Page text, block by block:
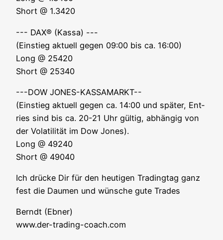
Short @ 1.3420
--- DAX® (Kas­sa) ---
(Ein­stieg aktu­ell gegen 09:00 bis ca. 16:00)
Long @ 25420
Short @ 25340
---DOW JONES-KASSAMARKT--
(Ein­stieg aktu­ell gegen ca. 14:00 und spä­ter, Ent­
ries sind bis ca. 20-21 Uhr gül­tig, abhän­gig von
der Vola­ti­li­tät im Dow Jones).
Long @ 49240
Short @ 49040
Ich drü­cke Dir für den heu­ti­gen Tra­ding­tag ganz
fest die Dau­men und wün­sche gute Trades
Berndt (Ebner)
www.der-trading-coach.com